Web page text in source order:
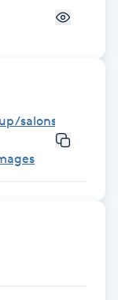
salons/